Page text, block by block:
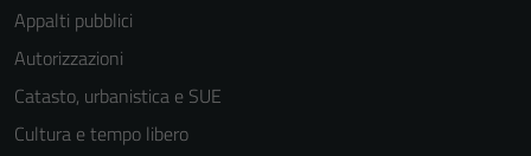
Appalti pubblici
Autorizzazioni
Catasto, urbanistica e SUE
Cultura e tempo libero